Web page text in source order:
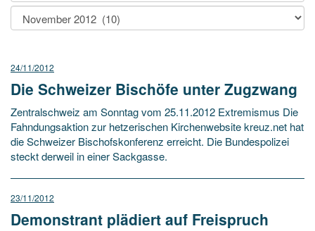
24/11/2012
Die Schweizer Bischöfe unter Zugzwang
Zentralschweiz am Sonntag vom 25.11.2012 Extremismus Die
Fahndungsaktion zur hetzerischen Kirchenwebsite kreuz.net hat
die Schweizer Bischofskonferenz erreicht. Die Bundespolizei
steckt derweil in einer Sackgasse.
23/11/2012
Demonstrant plädiert auf Freispruch